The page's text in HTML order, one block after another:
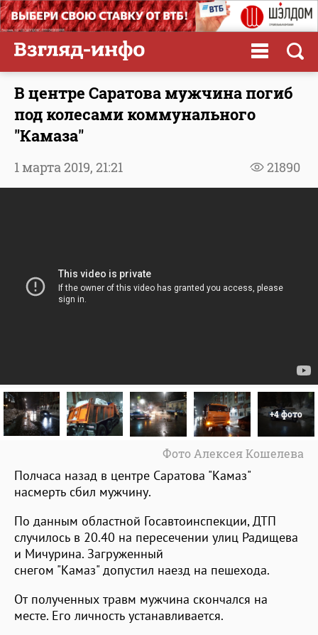
В центре Саратова мужчина погиб
под колесами коммунального
"Камаза"
21890
1 марта 2019, 21:21
+4 фото
Фото Алексея Кошелева
Полчаса назад в центре Саратова "Камаз"
насмерть сбил мужчину.
По данным областной Госавтоинспекции, ДТП
случилось в 20.40 на пересечении улиц Радищева
и Мичурина. Загруженный
снегом "Камаз" допустил наезд на пешехода.
От полученных травм мужчина скончался на
месте. Его личность устанавливается.